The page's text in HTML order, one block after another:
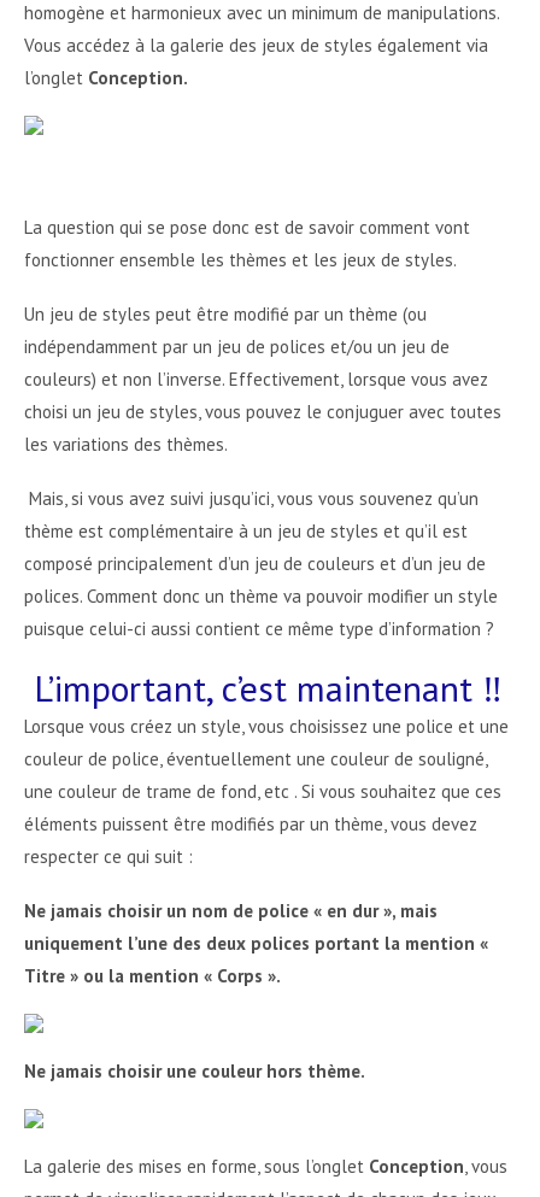
homogène et harmonieux avec un minimum de manipulations.
Vous accédez à la galerie des jeux de styles également via
l’onglet Conception.
La question qui se pose donc est de savoir comment vont
fonctionner ensemble les thèmes et les jeux de styles.
Un jeu de styles peut être modifié par un thème (ou
indépendamment par un jeu de polices et/ou un jeu de
couleurs) et non l’inverse. Effectivement, lorsque vous avez
choisi un jeu de styles, vous pouvez le conjuguer avec toutes
les variations des thèmes.
Mais, si vous avez suivi jusqu’ici, vous vous souvenez qu’un
thème est complémentaire à un jeu de styles et qu’il est
composé principalement d’un jeu de couleurs et d’un jeu de
polices. Comment donc un thème va pouvoir modifier un style
puisque celui-ci aussi contient ce même type d’information ?
L’important, c’est maintenant ‼
Lorsque vous créez un style, vous choisissez une police et une
couleur de police, éventuellement une couleur de souligné,
une couleur de trame de fond, etc . Si vous souhaitez que ces
éléments puissent être modifiés par un thème, vous devez
respecter ce qui suit :
Ne jamais choisir un nom de police « en dur », mais
uniquement l’une des deux polices portant la mention «
Titre » ou la mention « Corps ».
Ne jamais choisir une couleur hors thème.
La galerie des mises en forme, sous l’onglet Conception, vous